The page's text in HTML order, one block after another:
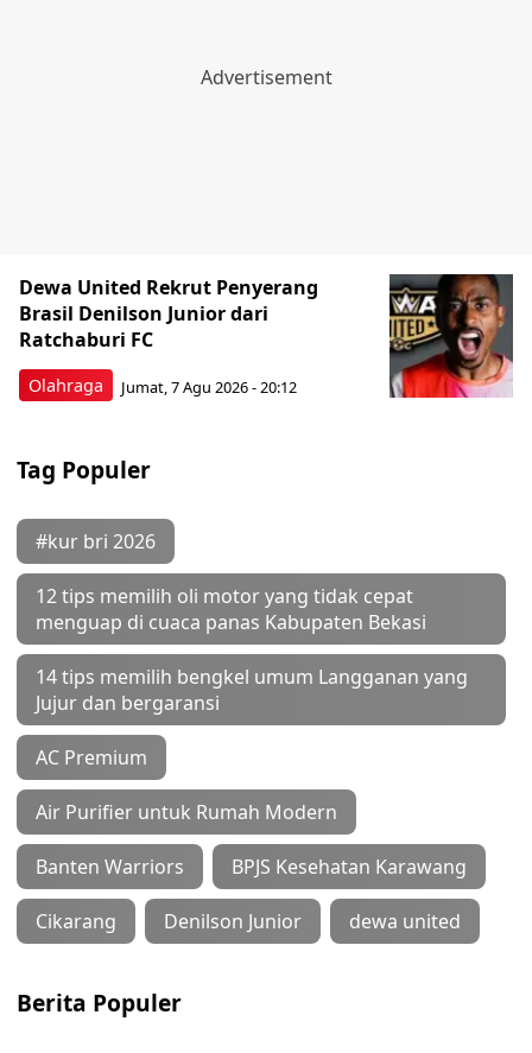
Olahraga
Dewa United Rekrut Penyerang
Brasil Denilson Junior dari
Ratchaburi FC
Jumat, 7 Agu 2026 - 20:12
Tag Populer
#kur bri 2026
12 tips memilih oli motor yang tidak cepat
menguap di cuaca panas Kabupaten Bekasi
14 tips memilih bengkel umum Langganan yang
Jujur dan bergaransi
AC Premium
Air Purifier untuk Rumah Modern
Banten Warriors BPJS Kesehatan Karawang
Cikarang Denilson Junior dewa united
Berita Populer